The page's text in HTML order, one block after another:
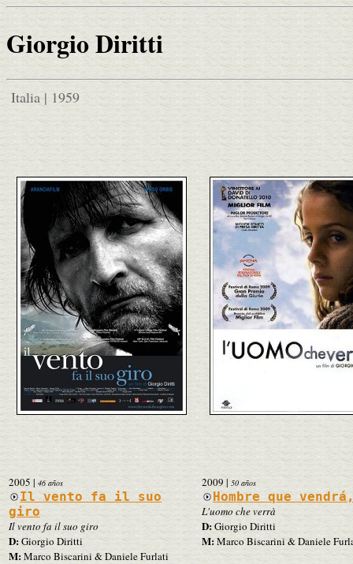
Giorgio Diritti
Italia | 1959
2005 | 46 años
Il vento fa il suo
giro
Il vento fa il suo giro
D:Giorgio Diritti
M:Marco Biscarini & Daniele Furlati
2009| 50 años
Hombre que
L'uomo che verrà
D:Giorgio Diritti
M:Marco Biscarini & Daniele